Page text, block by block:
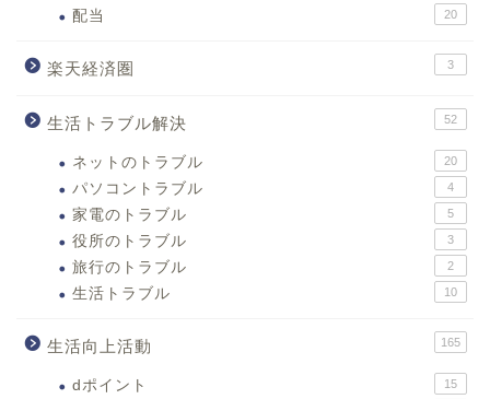
配当 20
楽天経済圏 3
生活トラブル解決 52
ネットのトラブル 20
パソコントラブル 4
家電のトラブル 5
役所のトラブル 3
旅行のトラブル 2
生活トラブル 10
生活向上活動 165
dポイント 15